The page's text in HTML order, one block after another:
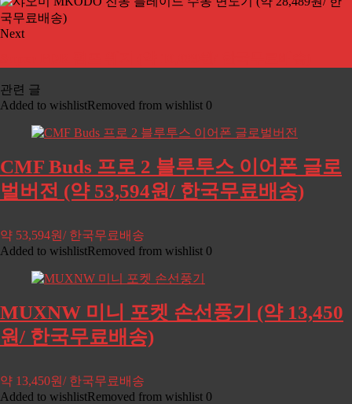
Next
관련 글
Added to wishlistRemoved from wishlist 0
CMF Buds 프로 2 블루투스 이어폰 글로
벌버전 (약 53,594원/ 한국무료배송)
약 53,594원/ 한국무료배송
Added to wishlistRemoved from wishlist 0
MUXNW 미니 포켓 손선풍기 (약 13,450
원/ 한국무료배송)
약 13,450원/ 한국무료배송
Added to wishlistRemoved from wishlist 0